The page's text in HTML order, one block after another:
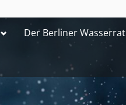
ToggleDer Berliner Wasserrat